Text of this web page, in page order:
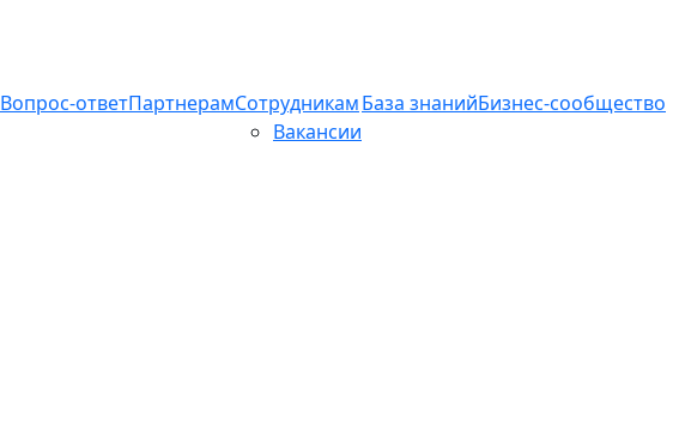
Вопрос-ответПартнерамСотрудникам
Вакансии
База знанийБизнес-сообщество